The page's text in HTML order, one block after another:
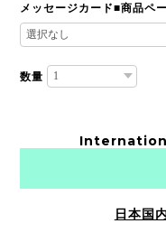
メッセージカード■商品ペ
数量
日本国